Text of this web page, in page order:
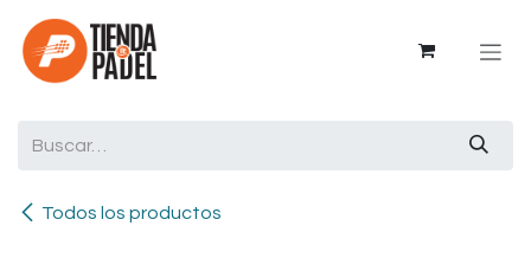
Ir al contenido
Todos los productos